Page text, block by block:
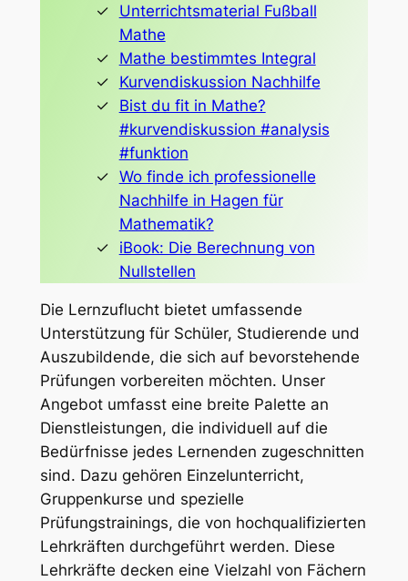
Unterrichtsmaterial Fußball
Mathe
Mathe bestimmtes Integral
Kurvendiskussion Nachhilfe
Bist du fit in Mathe?
#kurvendiskussion #analysis
#funktion
Wo finde ich professionelle
Nachhilfe in Hagen für
Mathematik?
iBook: Die Berechnung von
Nullstellen
Die Lernzuflucht bietet umfassende
Unterstützung für Schüler, Studierende und
Auszubildende, die sich auf bevorstehende
Prüfungen vorbereiten möchten. Unser
Angebot umfasst eine breite Palette an
Dienstleistungen, die individuell auf die
Bedürfnisse jedes Lernenden zugeschnitten
sind. Dazu gehören Einzelunterricht,
Gruppenkurse und spezielle
Prüfungstrainings, die von hochqualifizierten
Lehrkräften durchgeführt werden. Diese
Lehrkräfte decken eine Vielzahl von Fächern